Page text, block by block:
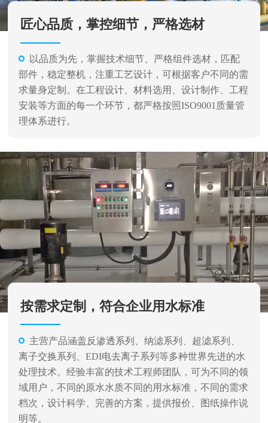
匠心品质，掌控细节，严格选材
以品质为先，掌握技术细节、严格组件选材，匹配
部件，稳定整机，注重工艺设计，可根据客户不同的需
求量身定制。在工程设计、材料选用、设计制作、工程
安装等方面的每一个环节，都严格按照ISO9001质量管
理体系进行。
按需求定制，符合企业用水标准
主营产品涵盖反渗透系列、纳滤系列、超滤系列、
离子交换系列、EDI电去离子系列等多种世界先进的水
处理技术。经验丰富的技术工程师团队，可为不同的领
域用户，不同的原水水质不同的用水标准，不同的需求
档次，设计科学、完善的方案，提供报价、图纸操作说
明等。